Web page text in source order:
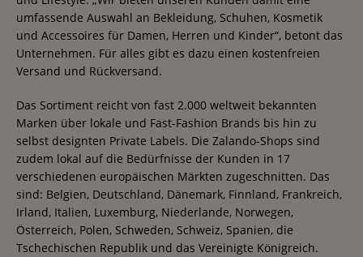
umfassende Auswahl an Bekleidung, Schuhen, Kosmetik
und Accessoires für Damen, Herren und Kinder“, betont das
Unternehmen. Für alles gibt es dazu einen kostenfreien
Versand und Rückversand.
Das Sortiment reicht von fast 2.000 weltweit bekannten
Marken über lokale und Fast-Fashion Brands bis hin zu
selbst designten Private Labels. Die Zalando-Shops sind
zudem lokal auf die Bedürfnisse der Kunden in 17
verschiedenen europäischen Märkten zugeschnitten. Das
sind: Belgien, Deutschland, Dänemark, Finnland, Frankreich,
Irland, Italien, Luxemburg, Niederlande, Norwegen,
Österreich, Polen, Schweden, Schweiz, Spanien, die
Tschechischen Republik und das Vereinigte Königreich.